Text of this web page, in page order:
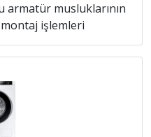
armatür musluklarının
işlemleri